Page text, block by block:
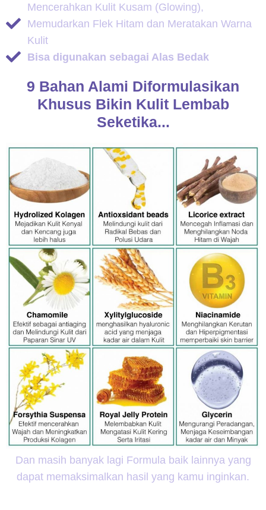
Mencerahkan Kulit Kusam (Glowing),
Memudarkan Flek Hitam dan Meratakan Warna
Kulit
Bisa digunakan sebagai Alas Bedak
9 Bahan Alami Diformulasikan
Khusus Bikin Kulit Lembab
Seketika...
Dan masih banyak lagi Formula baik lainnya yang
dapat memaksimalkan hasil yang kamu inginkan.